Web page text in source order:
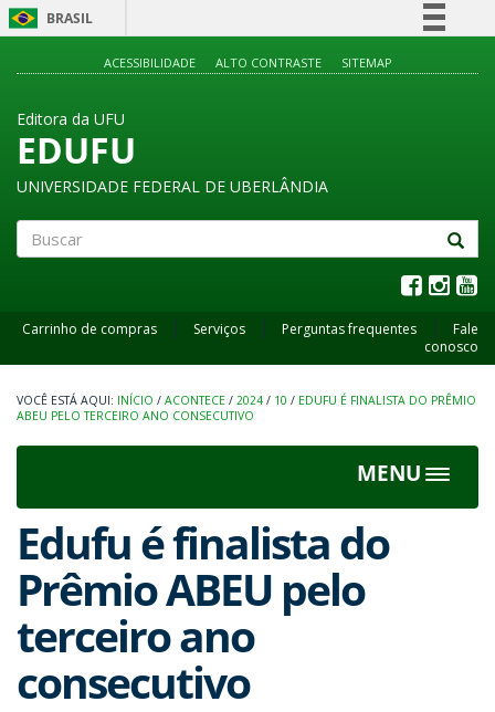
BRASIL
Legislação
Canais
ACESSIBILIDADE ALTO CONTRASTE SITEMAP
Editora da UFU
EDUFU
UNIVERSIDADE FEDERAL DE UBERLÂNDIA
Carrinho de compras Serviços Perguntas frequentes
Fale
conosco
INÍCIO / ACONTECE / 2024 / 10 / EDUFU É FINALISTA DO PRÊMIO
ABEU PELO TERCEIRO ANO CONSECUTIVO
MENU
Toggle
Edufu é finalista do
Prêmio ABEU pelo
terceiro ano
consecutivo